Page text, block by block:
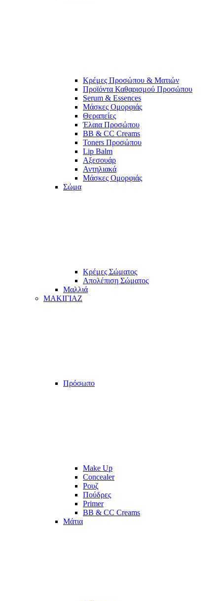
Κρέμες Προσώπου & Ματιών
Προϊόντα Καθαρισμού Προσώπου
Serum & Essences
Μάσκες Ομορφιάς
Θεραπείες
Έλαια Προσώπου
BB & CC Creams
Toners Προσώπου
Lip Balm
Αξεσουάρ
Αντηλιακά
Μάσκες Ομορφιάς
Σώμα
Κρέμες Σώματος
Απολέπιση Σώματος
Μαλλιά
ΜΑΚΙΓΙΑΖ
Πρόσωπο
Make Up
Concealer
Ρουζ
Πούδρες
Primer
BB & CC Creams
Μάτια